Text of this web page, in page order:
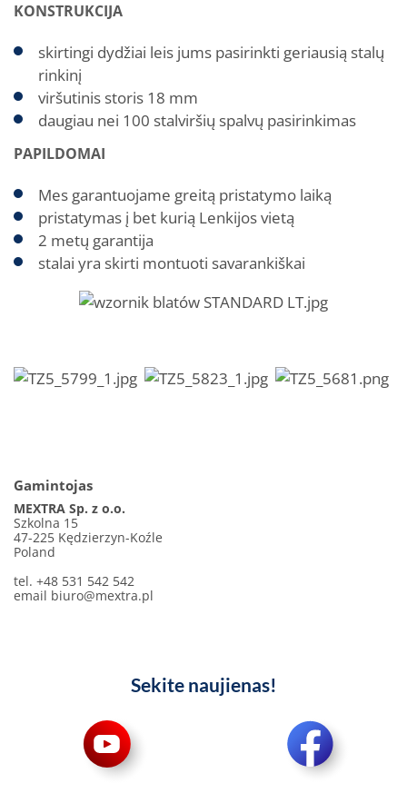
KONSTRUKCIJA
skirtingi dydžiai leis jums pasirinkti geriausią stalų
rinkinį
viršutinis storis 18 mm
daugiau nei 100 stalviršių spalvų pasirinkimas
PAPILDOMAI
Mes garantuojame greitą pristatymo laiką
pristatymas į bet kurią Lenkijos vietą
2 metų garantija
stalai yra skirti montuoti savarankiškai
Gamintojas
MEXTRA Sp. z o.o.
Szkolna 15
47-225 Kędzierzyn-Koźle
Poland
tel. +48 531 542 542
email biuro@mextra.pl
Sekite naujienas!